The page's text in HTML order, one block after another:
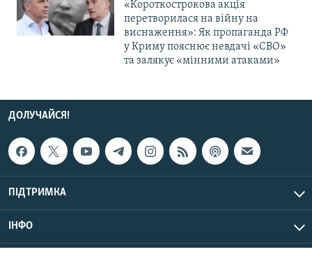
«Короткострокова акція
перетворилася на війну на
виснаження»: Як пропаганда РФ
у Криму пояснює невдачі «СВО»
та залякує «мінними атаками»
ДОЛУЧАЙСЯ!
ПІДТРИМКА
ІНФО